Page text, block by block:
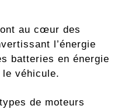
au cœur des
l’énergie
batteries en énergie
le véhicule.
de moteurs